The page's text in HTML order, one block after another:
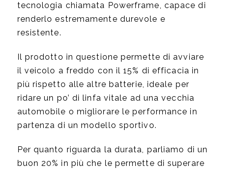
tecnologia chiamata Powerframe, capace di
renderlo estremamente durevole e
resistente.
Il prodotto in questione permette di avviare
il veicolo a freddo con il 15% di efficacia in
più rispetto alle altre batterie, ideale per
ridare un po’ di linfa vitale ad una vecchia
automobile o migliorare le performance in
partenza di un modello sportivo.
Per quanto riguarda la durata, parliamo di un
buon 20% in più che le permette di superare